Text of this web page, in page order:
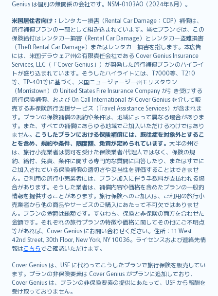
Genius は個別の無関係の会社です。NSM-0103AO（2024年8月）。
米国居住者向け： レンタカー損害（Rental Car Damage：CDP）補償は、
旅行補償プランの一部として組み込まれています。当社プランでは、この
保険給付はレンタカー損害（Rental Car Damage）とレンタカー盗難損害
（Theft Rental Car Damage）またはレンタカー損害を指します。本広告
には、米国デラウェア州の有限責任会社である Cover Genius Insurance
Services, LLC（「Cover Genius」）が開発した旅行補償プランのハイライ
トが盛り込まれています。そうしたハイライトには、T7000等、T210
等、TP-401等に基づく、米国ニュージャージー州モリスタウン
（Morristown）の United States Fire Insurance Company が引き受けする
旅行保険補償、および On Call International が Cover Genius を介して販
売する非保険旅行支援サービス（Travel Assistance Services）が含まれま
す。プランの保険補償の規約や条件は、地域によって異なる場合がありま
す。また、すべての補償にあらゆる地域でご加入いただけるわけではあり
ません。 こうしたプランにおける保険補償には、既往症を対象外とするこ
とを含め、規約や条件、限度額、免責が定められています。 大半の州で
は、旅行小売業者は認可を受けた保険業者/代理人ではなく、保険の規
約、給付、免責、条件に関する専門的な質問に回答したり、またはすでに
ご加入されている保険補償の適切さや妥当性を評価することはできませ
ん。ご利用の旅行小売業者には、プラン加入に伴う手数料が支払われる場
合があります。そうした業者は、補償内容や価格を含めたプランの一般的
情報を提供することがあります。旅行保険へのご加入は、ご利用の旅行小
売業者から他の商品やサービスのご購入にあたって不可欠ではありませ
ん。プランの金額は総額です。すなわち、保険と非保険の両方を合わせた
金額です。それぞれの旅行プランの特徴や価格に関してその他にご不明点
等があれば、Cover Genius にお問い合わせください。住所：11 West
42nd Street, 30th Floor, New York, NY 10036。ライセンスおよび連絡先情
報はこちらでご確認いただけます。
Cover Genius は、USF に代わってこうしたプランで旅行保険を販売してい
ます。プランの非保険要素は Cover Genius がプランに追加しており、
Cover Genius は、プランの非保険要素の提供にあたって、USF から報酬を
受け取っておりません。